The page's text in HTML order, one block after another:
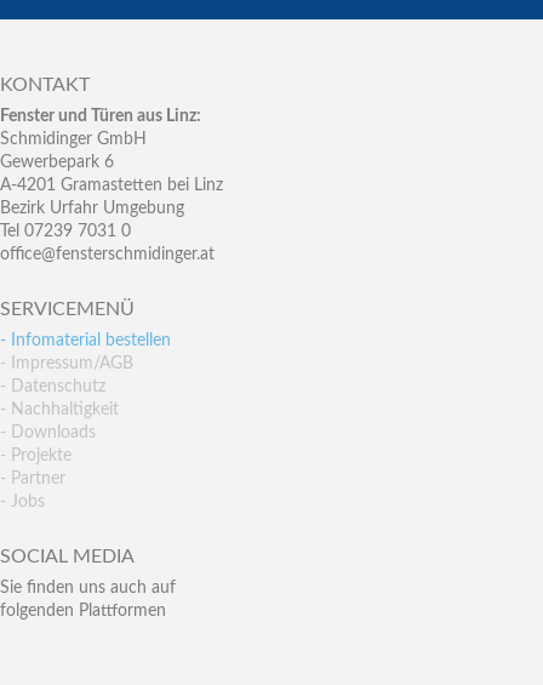
KONTAKT
Fenster und Türen aus Linz:
Schmidinger GmbH
Gewerbepark 6
A-4201 Gramastetten bei Linz
Bezirk Urfahr Umgebung
Tel 07239 7031 0
office@fensterschmidinger.at
SERVICEMENÜ
- Infomaterial bestellen
- Impressum/AGB
- Datenschutz
- Nachhaltigkeit
- Downloads
- Projekte
- Partner
- Jobs
SOCIAL MEDIA
Sie finden uns auch auf
folgenden Plattformen